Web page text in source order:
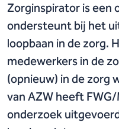
Zorginspirator is
ondersteunt bij het
loopbaan in de zorg.
medewerkers in de
(opnieuw) in de zorg
van AZW heeft
onderzoek